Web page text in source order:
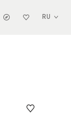
RU